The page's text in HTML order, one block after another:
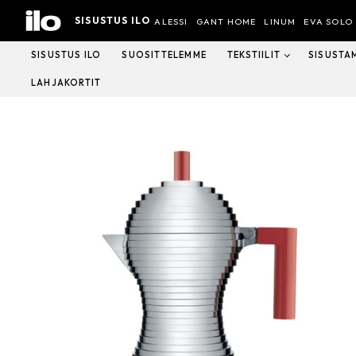
Hyppää
sisältöön
SISUSTUS ILO ALESSI GANT HOME LINUM EVA SOLO
SISUSTUS ILO SUOSITTELEMME TEKSTIILIT
LAHJAKORTIT